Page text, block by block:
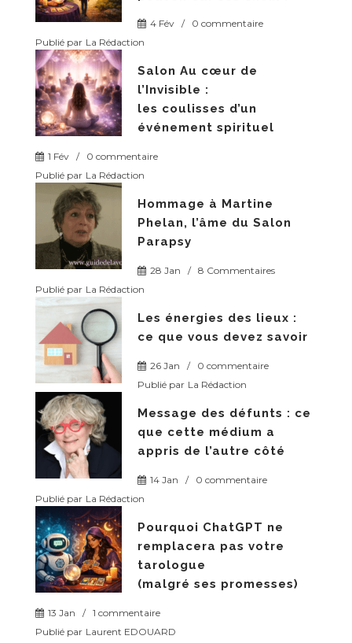
4 Fév /
0 commentaire
Publié par La Rédaction
Salon Au cœur de
l’Invisible :
les coulisses d’un
événement spirituel
1 Fév /
0 commentaire
Publié par La Rédaction
Hommage à Martine
Phelan, l’âme du Salon
Parapsy
28 Jan / 8 Commentaires
Publié par La Rédaction
Les énergies des lieux :
ce que vous devez savoir
26 Jan /
0 commentaire
Publié par La Rédaction
Message des défunts : ce
que cette médium a
appris de l’autre côté
14 Jan /
0 commentaire
Publié par La Rédaction
Pourquoi ChatGPT ne
remplacera pas votre
tarologue
(malgré ses promesses)
13 Jan / 1 commentaire
Publié par Laurent EDOUARD